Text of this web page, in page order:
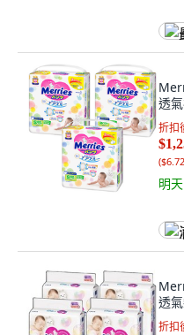
透
折扣
(
明
透
折扣